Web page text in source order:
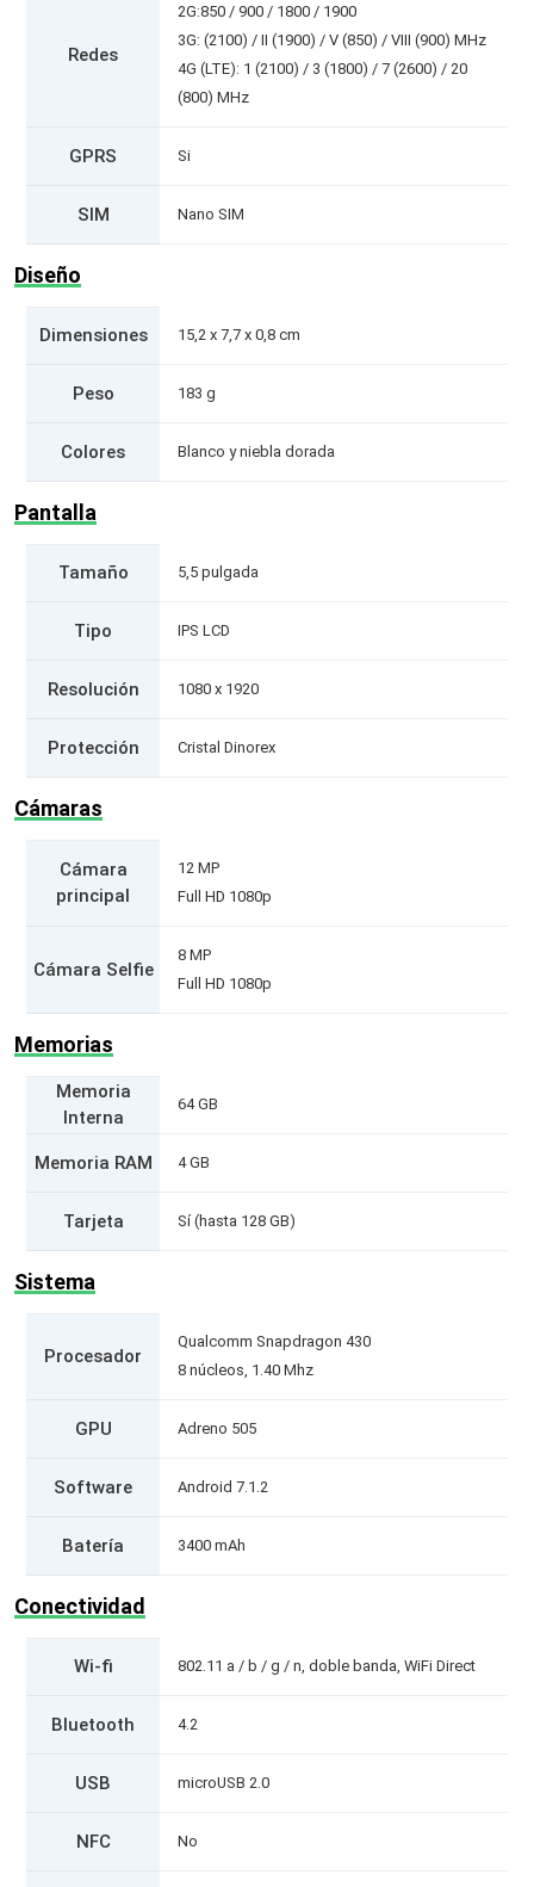
Redes
2G:850 / 900 / 1800 / 1900
3G: (2100) / II (1900) / V (850) / VIII (900) MHz
4G (LTE): 1 (2100) / 3 (1800) / 7 (2600) / 20
(800) MHz
GPRS Si
SIM Nano SIM
Diseño
Dimensiones 15,2 x 7,7 x 0,8 cm
Peso 183 g
Colores Blanco y niebla dorada
Pantalla
Tamaño 5,5 pulgada
Tipo IPS LCD
Resolución 1080 x 1920
Protección Cristal Dinorex
Cámaras
Cámara
principal
12 MP
Full HD 1080p
Cámara Selfie
8 MP
Full HD 1080p
Memorias
Memoria
Interna
64 GB
Memoria RAM 4 GB
Tarjeta Sí (hasta 128 GB)
Sistema
Procesador
Qualcomm Snapdragon 430
8 núcleos, 1.40 Mhz
GPU Adreno 505
Software Android 7.1.2
Batería 3400 mAh
Conectividad
Wi-fi 802.11 a / b / g / n, doble banda, WiFi Direct
Bluetooth 4.2
USB microUSB 2.0
NFC No